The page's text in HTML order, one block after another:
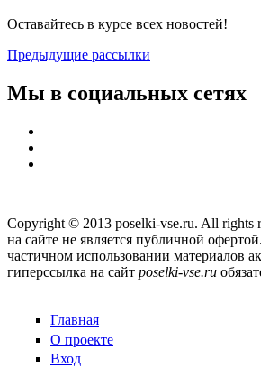
Оставайтесь в курсе всех новостей!
Предыдущие рассылки
Мы в социальных сетях
Copyright © 2013 poselki-vse.ru. All rights
на сайте не является публичной
частичном использовании материалов
гиперссылка на сайт poselki-vse.ru​
Главная
О проекте
Вход